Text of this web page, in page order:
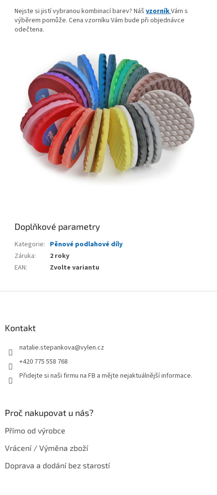
Nejste si jistí vybranou kombinací barev? Náš vzorníkVám s
výběrem pomůže. Cena vzorníku Vám bude při objednávce
odečtena.
Doplňkové parametry
Kategorie: Pěnové podlahové díly
Záruka:
2 roky
EAN: Zvolte variantu
Kontakt
natalie.stepankova@vylen.cz
+420 775 558 768
Přidejte si naši firmu na FB a mějte nejaktuálnější informace.
Proč nakupovat u nás?
Přímo od výrobce
Vrácení / Výměna zboží
Doprava a dodání bez starostí